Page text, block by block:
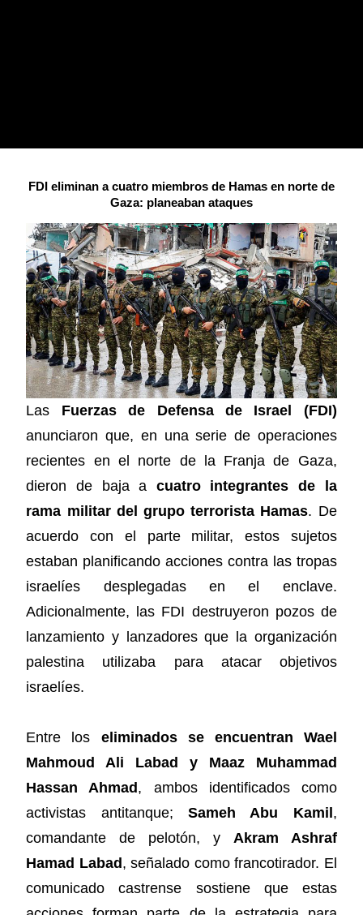
FDI eliminan a cuatro miembros de Hamas en norte de
Gaza: planeaban ataques
Las Fuerzas de Defensa de Israel (FDI)
anunciaron que, en una serie de operaciones
recientes en el norte de la Franja de Gaza,
dieron de baja a cuatro integrantes de la
rama militar del grupo terrorista Hamas. De
acuerdo con el parte militar, estos sujetos
estaban planificando acciones contra las tropas
israelíes desplegadas en el enclave.
Adicionalmente, las FDI destruyeron pozos de
lanzamiento y lanzadores que la organización
palestina utilizaba para atacar objetivos
israelíes.
Entre los eliminados se encuentran Wael
Mahmoud Ali Labad y Maaz Muhammad
Hassan Ahmad , ambos identificados como
activistas antitanque; Sameh Abu Kamil ,
comandante de pelotón, y Akram Ashraf
Hamad Labad , señalado como francotirador. El
comunicado castrense sostiene que estas